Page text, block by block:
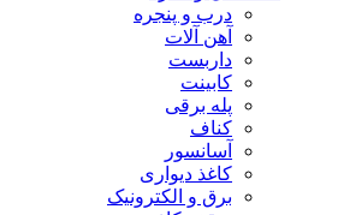
درب و پنجره
آهن آلات
داربست
کابینت
پله برقی
کناف
آسانسور
کاغذ دیواری
برق و الکترونیک